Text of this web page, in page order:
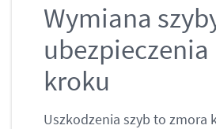
Wymiana
kroku
Uszkodzenia szyb to zmora